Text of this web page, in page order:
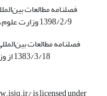
1398/2/9 وزارت علوم، تحقیقات و فناوری، یک نشریه علمی است
1383/3/18 از وزارت فرهنگ و ارشاد اسلامی است